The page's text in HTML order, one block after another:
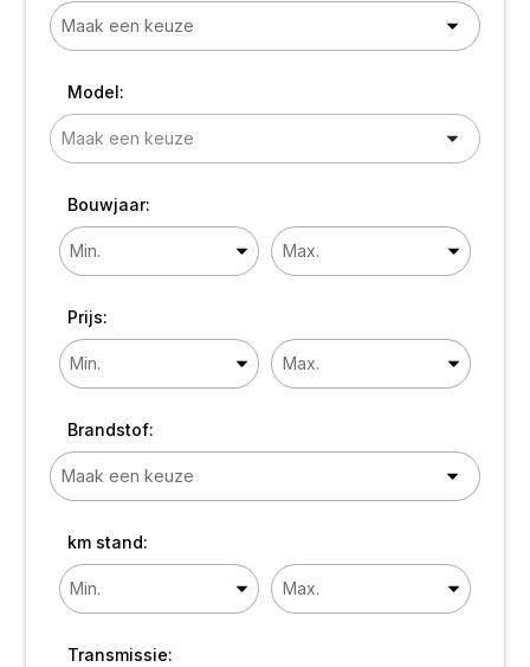
Model:
Bouwjaar:
Prijs:
Brandstof:
km stand:
Transmissie: